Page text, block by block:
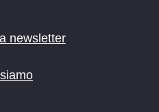
newsletter